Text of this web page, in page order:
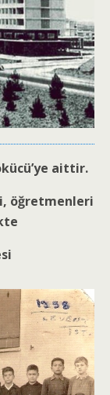
aittir.
öğretmenleri